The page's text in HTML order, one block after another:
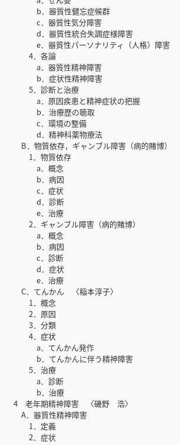
b．器質性健忘症候群
c．器質性気分障害
d．器質性統合失調症様障害
e．器質性パーソナリティ（人格）障害
4．各論
a．器質性精神障害
b．症状性精神障害
5．診断と治療
a．原因疾患と精神症状の把握
b．治療歴の聴取
c．環境の整備
d．精神科薬物療法
B．物質依存，ギャンブル障害（病的賭博）
1．物質依存
a．概念
b．病因
c．症状
d．診断
e．治療
2．ギャンブル障害（病的賭博）
a．概念
b．病因
c．診断
d．症状
e．治療
C．てんかん 〈稲本淳子〉
1．概念
2．原因
3．分類
4．症状
a．てんかん発作
b．てんかんに伴う精神障害
5．治療
a．診断
b．治療
4 老年期精神障害 〈磯野 浩〉
A．器質性精神障害
1．定義
2．症状